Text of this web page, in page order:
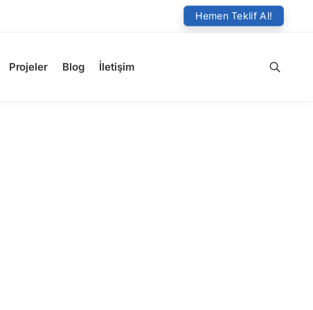
Hemen Teklif Al!
Projeler Blog İletişim
Ara